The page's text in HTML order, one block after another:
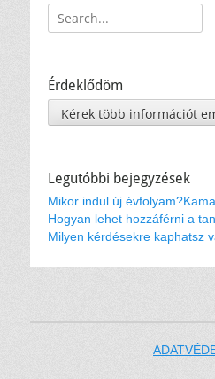
Keresés:
Érdeklődöm
Kérek több információt
Legutóbbi bejegyzések
Mikor indul új évfolyam?
Hogyan lehet hozzáférni a
Milyen kérdésekre kaphatsz